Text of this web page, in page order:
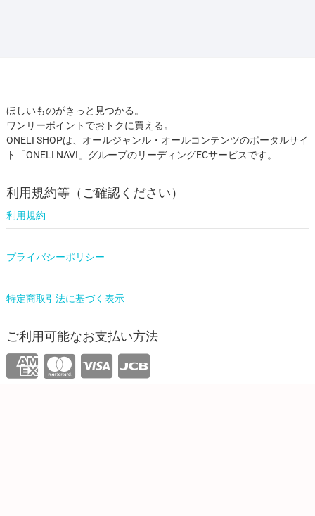
ほしいものがきっと見つかる。
ワンリーポイントでおトクに買える。
ONELI SHOPは、オールジャンル・オールコンテンツのポータルサイ
ト「ONELI NAVI」グループのリーディングECサービスです。
利用規約等（ご確認ください）
利用規約
プライバシーポリシー
特定商取引法に基づく表示
ご利用可能なお支払い方法